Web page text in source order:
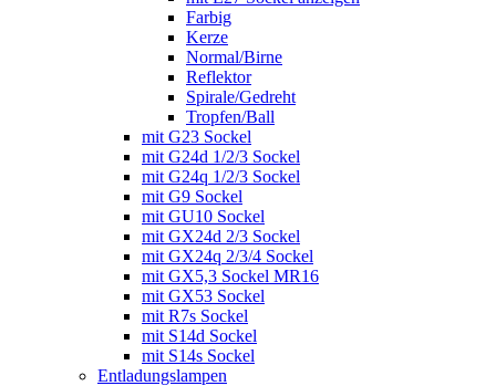
Farbig
Kerze
Normal/Birne
Reflektor
Spirale/Gedreht
Tropfen/Ball
mit G23 Sockel
mit G24d 1/2/3 Sockel
mit G24q 1/2/3 Sockel
mit G9 Sockel
mit GU10 Sockel
mit GX24d 2/3 Sockel
mit GX24q 2/3/4 Sockel
mit GX5,3 Sockel MR16
mit GX53 Sockel
mit R7s Sockel
mit S14d Sockel
mit S14s Sockel
Entladungslampen